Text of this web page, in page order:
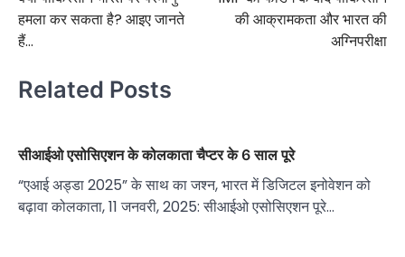
navigation
हमला कर सकता है? आइए जानते
हैं…
की आक्रामकता और भारत की
अग्निपरीक्षा
Related Posts
सीआईओ एसोसिएशन के कोलकाता चैप्टर के 6 साल पूरे
“एआई अड्डा 2025” के साथ का जश्न, भारत में डिजिटल इनोवेशन को
बढ़ावा कोलकाता, 11 जनवरी, 2025: सीआईओ एसोसिएशन पूरे…